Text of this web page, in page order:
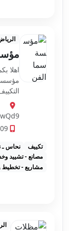
اهلا
تكييف
نحاس ـ
مصانع - تشييد
مشاريع - تخطيط